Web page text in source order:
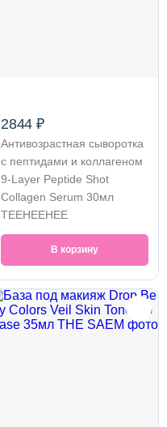
2844 ₽
Антивозрастная сыворотка
с пептидами и коллагеном
9-Layer Peptide Shot
Collagen Serum 30мл
TEEHEEHEE
В корзину